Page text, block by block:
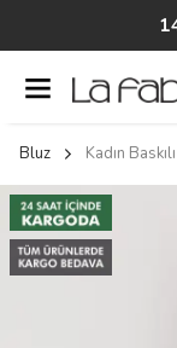
Bluz Kadın